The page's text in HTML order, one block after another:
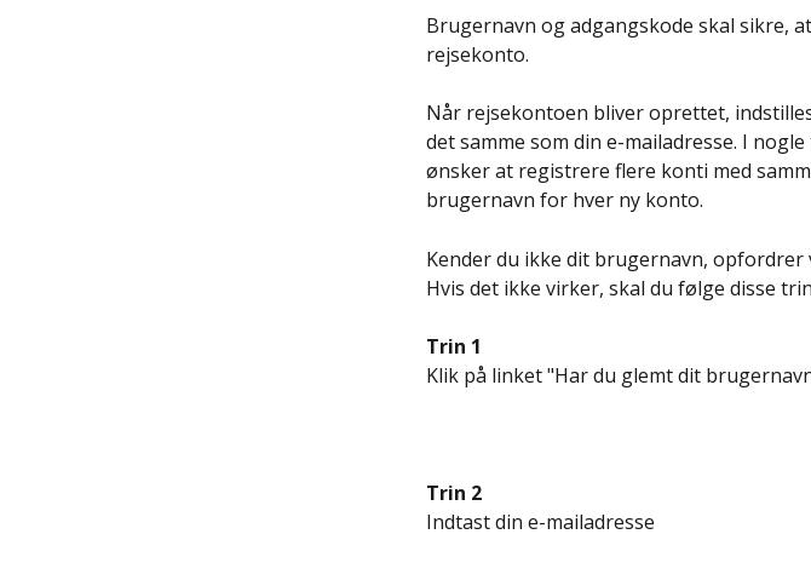
Brugernavn og adgangskode skal sikre,
rejsekonto.
Når rejsekontoen bliver oprettet,
det samme som din e-mailadresse. I
ønsker at registrere flere konti med
brugernavn for hver ny konto.
Kender du ikke dit brugernavn,
Hvis det ikke virker, skal du følge disse
Trin 1
Klik på linket "Har du glemt dit
Trin 2
Indtast din e-mailadresse